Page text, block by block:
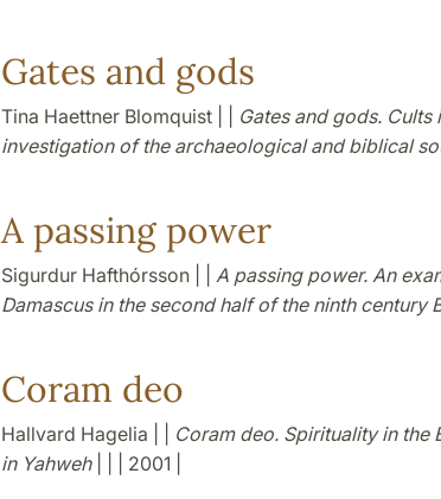
Gates and gods
Tina Haettner Blomquist | | Gates and gods.
investigation of the archaeological and biblical
A passing power
Sigurdur Hafthórsson | | A passing power. An
Damascus in the second half of the ninth century
Coram deo
Hallvard Hagelia | | Coram deo. Spirituality in
in Yahweh| | | 2001 |